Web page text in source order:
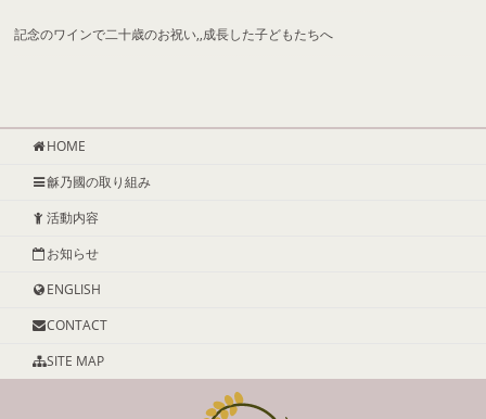
記念のワインで二十歳のお祝い,,成長した子どもたちへ
HOME
龢乃國の取り組み
活動内容
お知らせ
ENGLISH
CONTACT
SITE MAP